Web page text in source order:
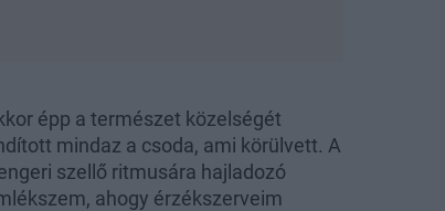
épp a természet közelségét
mindaz a csoda, ami körülvett. A
szellő ritmusára hajladozó
ahogy érzékszerveim